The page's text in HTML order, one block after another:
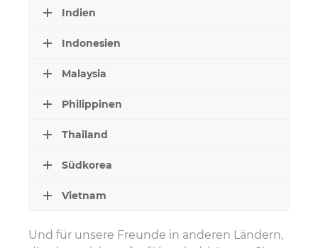
Indien
Indonesien
Malaysia
Philippinen
Thailand
Südkorea
Vietnam
Und für unsere Freunde in anderen Ländern,